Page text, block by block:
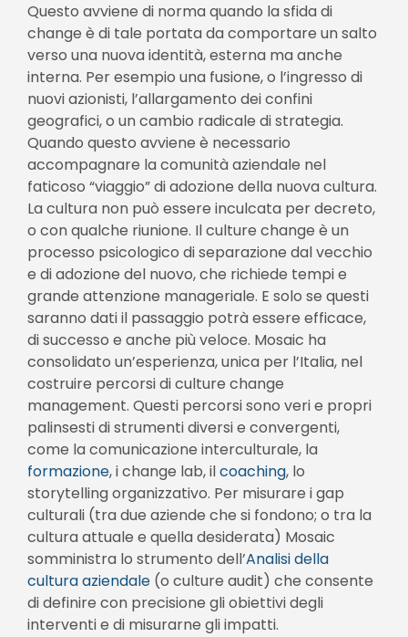
Questo avviene di norma quando la sfida di
change è di tale portata da comportare un salto
verso una nuova identità, esterna ma anche
interna. Per esempio una fusione, o l’ingresso di
nuovi azionisti, l’allargamento dei confini
geografici, o un cambio radicale di strategia.
Quando questo avviene è necessario
accompagnare la comunità aziendale nel
faticoso “viaggio” di adozione della nuova cultura.
La cultura non può essere inculcata per decreto,
o con qualche riunione. Il culture change è un
processo psicologico di separazione dal vecchio
e di adozione del nuovo, che richiede tempi e
grande attenzione manageriale. E solo se questi
saranno dati il passaggio potrà essere efficace,
di successo e anche più veloce. Mosaic ha
consolidato un’esperienza, unica per l’Italia, nel
costruire percorsi di culture change
management. Questi percorsi sono veri e propri
palinsesti di strumenti diversi e convergenti,
come la comunicazione interculturale, la
formazione, i change lab, ilcoaching, lo
storytelling organizzativo. Per misurare i gap
culturali (tra due aziende che si fondono; o tra la
cultura attuale e quella desiderata) Mosaic
somministra lo strumento dell’Analisi della
cultura aziendale (o culture audit) che consente
di definire con precisione gli obiettivi degli
interventi e di misurarne gli impatti.